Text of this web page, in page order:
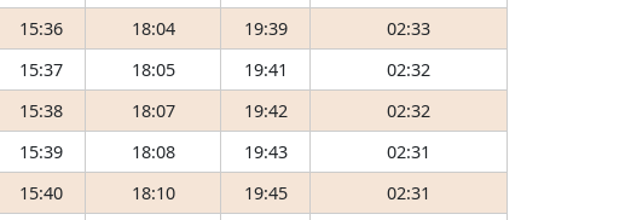
15:36 18:04 19:39
02:33
15:37 18:05 19:41
02:32
15:38 18:07 19:42
02:32
15:39 18:08 19:43
02:31
15:40 18:10 19:45
02:31